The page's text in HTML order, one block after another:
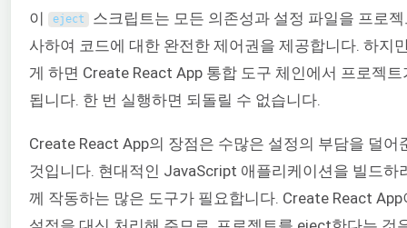
이 eject 스크립트는 모든 의존성과 설정 파일을 프로
사하여 코드에 대한 완전한 제어권을 제공합니다. 하지
게 하면 Create React App 통합 도구 체인에서 프로젝트
됩니다. 한 번 실행하면 되돌릴 수 없습니다.
Create React App의 장점은 수많은 설정의 부담을 덜어
것입니다. 현대적인 JavaScript 애플리케이션을 빌드하
께 작동하는 많은 도구가 필요합니다. Create React App